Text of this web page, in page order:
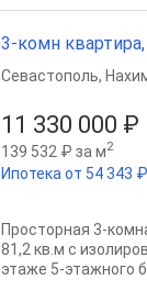
3-комн
11 330 000 ₽
139 532 ₽ за м2
Ипотека от 54 343
Севастополь,
Просторная 3-
81,2 кв.м с
этаже 5-этажного